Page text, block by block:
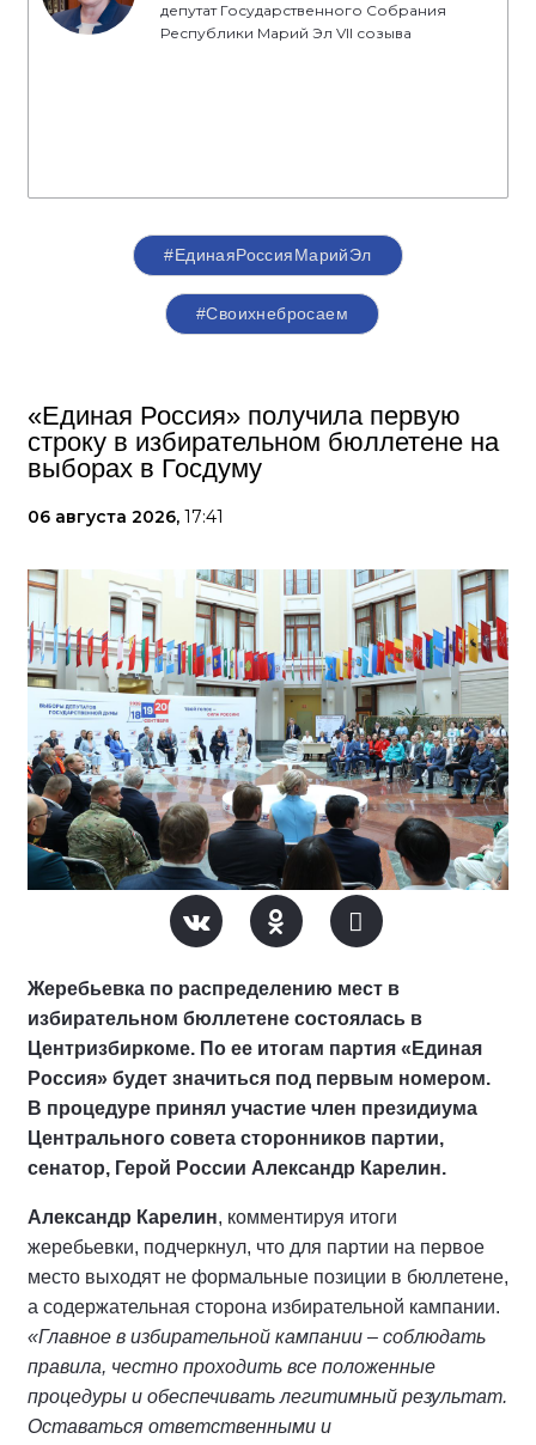
депутат Государственного Собрания
Республики Марий Эл VII созыва
#ЕдинаяРоссияМарийЭл
#Своихнебросаем
«Единая Россия» получила первую
строку в избирательном бюллетене на
выборах в Госдуму
06 августа 2026, 17:41
Жеребьевка по распределению мест в
избирательном бюллетене состоялась в
Центризбиркоме. По ее итогам партия «Единая
Россия» будет значиться под первым номером.
В процедуре принял участие член президиума
Центрального совета сторонников партии,
сенатор, Герой России Александр Карелин.
Александр Карелин, комментируя итоги
жеребьевки, подчеркнул, что для партии на первое
место выходят не формальные позиции в бюллетене,
а содержательная сторона избирательной кампании.
«Главное в избирательной кампании – соблюдать
правила, честно проходить все положенные
процедуры и обеспечивать легитимный результат.
Оставаться ответственными и